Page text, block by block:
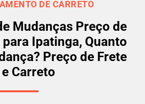
DE CARRETO
Mudanças Preço de
para Ipatinga, Quanto
Preço de Frete
Carreto